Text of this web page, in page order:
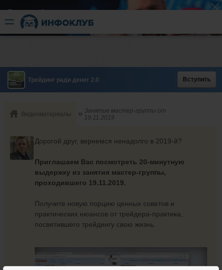
Быстрый разгон
​в короткие сроки
Трейдинг ради денег 2.0 Вступить
Видеоматериалы
Занятие мастер-группы от
19.11.2019
Дорогой друг, вернемся ненадолго в 2019-й?
Приглашаем Вас посмотреть 20-минутную
выдержку из занятия мастер-группы,
проходившего 19.11.2019.
Получите новую порцию ценных советов и
практических нюансов от трейдера-практика,
посвятившего трейдингу свою жизнь.